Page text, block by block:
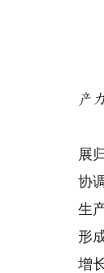
产
展
协
生
形
增